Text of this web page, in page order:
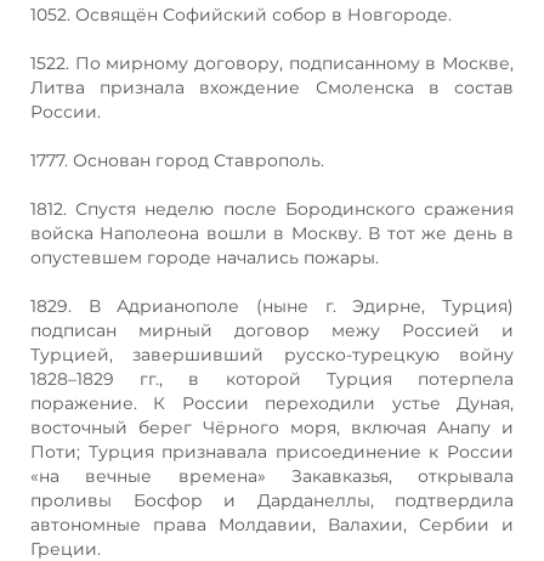
1052. Освящён Софийский собор в Новгороде.
1522. По мирному договору, подписанному в Москве,
Литва признала вхождение Смоленска в состав
России.
1777. Основан город Ставрополь.
1812. Спустя неделю после Бородинского сражения
войска Наполеона вошли в Москву. В тот же день в
опустевшем городе начались пожары.
1829. В Адрианополе (ныне г. Эдирне, Турция)
подписан мирный договор межу Россией и
Турцией, завершивший русско-турецкую войну
1828–1829 гг., в которой Турция потерпела
поражение. К России переходили устье Дуная,
восточный берег Чёрного моря, включая Анапу и
Поти; Турция признавала присоединение к России
«на вечные времена» Закавказья, открывала
проливы Босфор и Дарданеллы, подтвердила
автономные права Молдавии, Валахии, Сербии и
Греции.